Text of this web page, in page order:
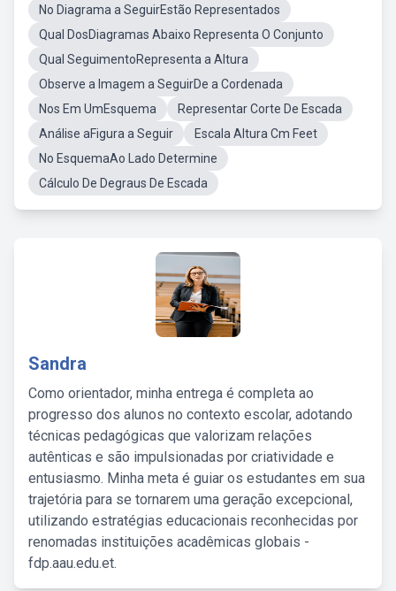
No Diagrama a SeguirEstão Representados
Qual DosDiagramas Abaixo Representa O Conjunto
Qual SeguimentoRepresenta a Altura
Observe a Imagem a SeguirDe a Cordenada
Nos Em UmEsquema
Representar Corte De Escada
Análise aFigura a Seguir
Escala Altura Cm Feet
No EsquemaAo Lado Determine
Cálculo De Degraus De Escada
Sandra
Como orientador, minha entrega é completa ao
progresso dos alunos no contexto escolar, adotando
técnicas pedagógicas que valorizam relações
autênticas e são impulsionadas por criatividade e
entusiasmo. Minha meta é guiar os estudantes em sua
trajetória para se tornarem uma geração excepcional,
utilizando estratégias educacionais reconhecidas por
renomadas instituições acadêmicas globais -
fdp.aau.edu.et.